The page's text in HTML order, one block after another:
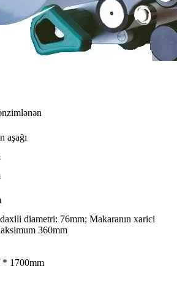
aşağı
diametri: 76mm; Makaranın xarici
360mm
* 1700mm